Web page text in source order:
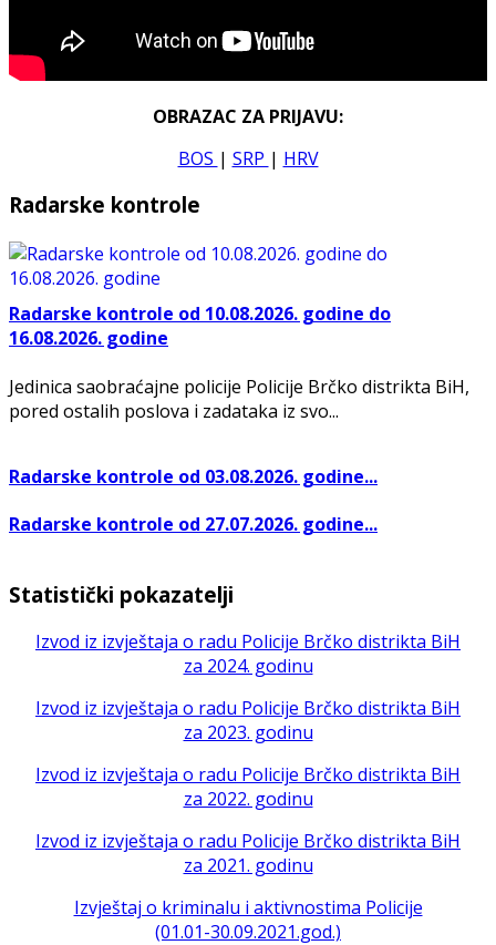
OBRAZAC ZA PRIJAVU:
BOS | SRP | HRV
Radarske kontrole
Radarske kontrole od 10.08.2026. godine do
16.08.2026. godine
Jedinica saobraćajne policije Policije Brčko distrikta BiH,
pored ostalih poslova i zadataka iz svo...
Radarske kontrole od 03.08.2026. godine...
Radarske kontrole od 27.07.2026. godine...
Statistički pokazatelji
Izvod iz izvještaja o radu Policije Brčko distrikta BiH
za 2024. godinu
Izvod iz izvještaja o radu Policije Brčko distrikta BiH
za 2023. godinu
Izvod iz izvještaja o radu Policije Brčko distrikta BiH
za 2022. godinu
Izvod iz izvještaja o radu Policije Brčko distrikta BiH
za 2021. godinu
Izvještaj o kriminalu i aktivnostima Policije
(01.01-30.09.2021.god.)